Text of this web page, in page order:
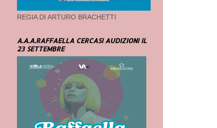
REGIA DI ARTURO BRACHETTI
A.A.A.RAFFAELLA CERCASI AUDIZIONI IL
23 SETTEMBRE